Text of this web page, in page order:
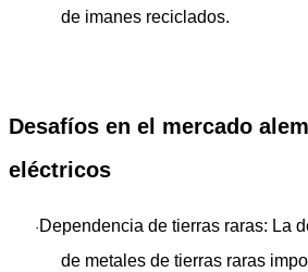
de imanes reciclados.
Desafíos en el mercado
eléctricos
· Dependencia de tierras raras: La
de metales de tierras raras